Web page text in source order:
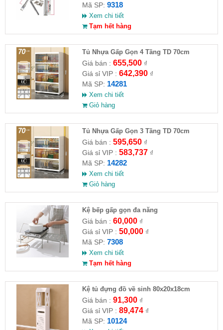
Mã SP: 9318
Xem chi tiết
Tạm hết hàng
Tủ Nhựa Gấp Gọn 4 Tầng TD 70cm
Giá bán : 655,500₫
Giá sỉ VIP : 642,390₫
Mã SP: 14281
Xem chi tiết
Giỏ hàng
Tủ Nhựa Gấp Gọn 3 Tầng TD 70cm
Giá bán : 595,650₫
Giá sỉ VIP : 583,737₫
Mã SP: 14282
Xem chi tiết
Giỏ hàng
Kệ bếp gấp gọn đa năng
Giá bán : 60,000₫
Giá sỉ VIP : 50,000₫
Mã SP: 7308
Xem chi tiết
Tạm hết hàng
Kệ tủ đựng đồ về sinh 80x20x18cm
Giá bán : 91,300₫
Giá sỉ VIP : 89,474₫
Mã SP: 10124